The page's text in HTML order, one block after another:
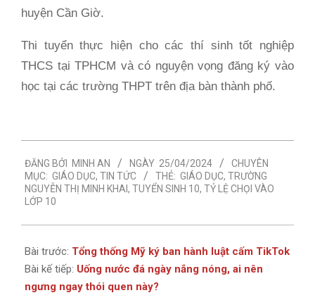
huyện Cần Giờ.
Thi tuyển thực hiện cho các thí sinh tốt nghiệp
THCS tại TPHCM và có nguyện vọng đăng ký vào
học tại các trường THPT trên địa bàn thành phố.
04-
25
ĐĂNG BỞI MINH AN NGÀY 25/04/2024
CHUYÊN
MỤC: GIÁO DỤC, TIN TỨC THẺ: GIÁO DỤC, TRƯỜNG
NGUYỄN THỊ MINH KHAI, TUYỂN SINH 10, TỶ LỆ CHỌI VÀO
LỚP 10
Bài trước: Tổng thống Mỹ ký ban hành luật cấm TikTok
Bài kế tiếp: Uống nước đá ngày nắng nóng, ai nên
ngưng ngay thói quen này?